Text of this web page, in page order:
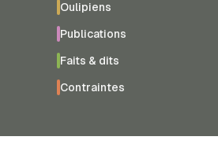
Oulipiens
Publications
Faits & dits
Contraintes